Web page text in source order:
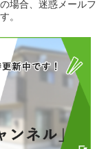
場合、迷惑メールフ
。